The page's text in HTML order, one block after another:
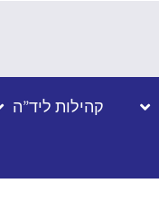
קהילות ליד”ה